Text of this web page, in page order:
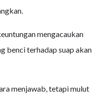
mengacaukan
benci terhadap suap akan
menjawab, tetapi mulut